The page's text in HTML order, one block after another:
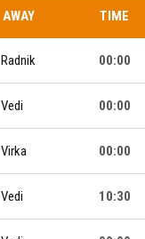
AWAY TIME
Radnik 00:00
Vedi 00:00
Virka 00:00
Vedi 10:30